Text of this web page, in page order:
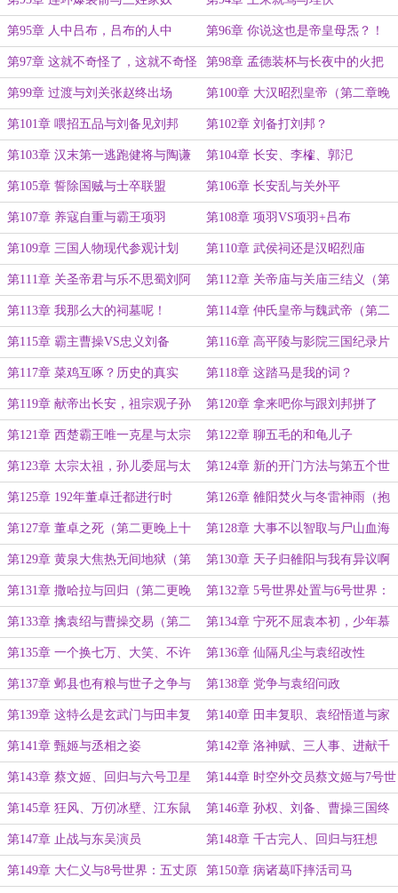
第95章 人中吕布，吕布的人中 第96章 你说这也是帝皇母炁？！
第97章 这就不奇怪了，这就不奇怪
了！
第98章 孟德装杯与长夜中的火把
第99章 过渡与刘关张赵终出场 第100章 大汉昭烈皇帝（第二章晚
上发）
第101章 喂招五品与刘备见刘邦 第102章 刘备打刘邦？
第103章 汉末第一逃跑健将与陶谦
之死
第104章 长安、李榷、郭汜
第105章 誓除国贼与士卒联盟 第106章 长安乱与关外平
第107章 养寇自重与霸王项羽 第108章 项羽VS项羽+吕布
第109章 三国人物现代参观计划 第110章 武侯祠还是汉昭烈庙
第111章 关圣帝君与乐不思蜀刘阿
斗
第112章 关帝庙与关庙三结义（第
二章稍晚四点多）
第113章 我那么大的祠墓呢！ 第114章 仲氏皇帝与魏武帝（第二
章晚上十一点发）
第115章 霸主曹操VS忠义刘备 第116章 高平陵与影院三国纪录片
第117章 菜鸡互啄？历史的真实 第118章 这踏马是我的词？
第119章 献帝出长安，祖宗观子孙 第120章 拿来吧你与跟刘邦拼了
第121章 西楚霸王唯一克星与太宗
孝文皇帝
第122章 聊五毛的和龟儿子
第123章 太宗太祖，孙儿委屈与太
空电梯
第124章 新的开门方法与第五个世
界
第125章 192年董卓迁都进行时 第126章 雒阳焚火与冬雷神雨（抱
歉今天只有4000了……）
第127章 董卓之死（第二更晚上十
一点）
第128章 大事不以智取与尸山血海
第129章 黄泉大焦热无间地狱（第
二更要等凌晨以后再发……）
第130章 天子归雒阳与我有异议啊
（明天也晚十一点更新）！
第131章 撒哈拉与回归（第二更晚
上发）
第132章 5号世界处置与6号世界：
官渡之战
第133章 擒袁绍与曹操交易（第二
更晚上发）
第134章 宁死不屈袁本初，少年慕
熟曹孟德
第135章 一个换七万、大笑、不许
笑！（第二更晚上发）
第136章 仙隔凡尘与袁绍改性
第137章 邺县也有粮与世子之争与
痛下杀手（第二更晚上）
第138章 党争与袁绍问政
第139章 这特么是玄武门与田丰复
职（第二更晚上发）
第140章 田丰复职、袁绍悟道与家
宴美人
第141章 甄姬与丞相之姿 第142章 洛神赋、三人事、进献千
古美人
第143章 蔡文姬、回归与六号卫星
城开建
第144章 时空外交员蔡文姬与7号世
界：赤壁之战
第145章 狂风、万仞冰壁、江东鼠
辈
第146章 孙权、刘备、曹操三国终
相聚
第147章 止战与东吴演员 第148章 千古完人、回归与狂想
第149章 大仁义与8号世界：五丈原 第150章 病诸葛吓摔活司马